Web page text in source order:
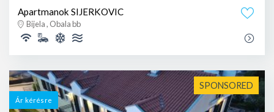
Apartmanok SIJERKOVIC
Bijela , Obala bb
SPONSORED
Ár kérésre